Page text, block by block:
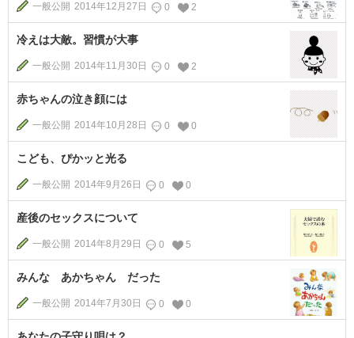
一般公開 2014年12月27日 0 2
冷えは大敵。習慣が大事
一般公開 2014年11月30日 0 2
赤ちゃんの泣き顔には
一般公開 2014年10月28日 0 0
こども、ぴかッと光る
一般公開 2014年9月26日 0 0
産後のセックスについて
一般公開 2014年8月29日 0 5
みんな あかちゃん だった
一般公開 2014年7月30日 0 0